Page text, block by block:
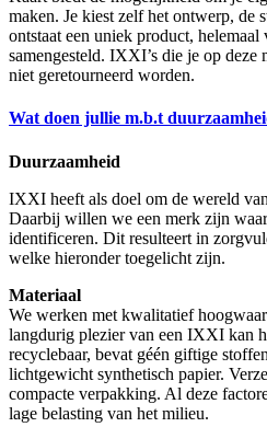
maken. Je kiest zelf het ontwerp, de
ontstaat een uniek product,
samengesteld. IXXI’s die je op deze
niet geretourneerd worden.
Wat doen jullie m.b.t
Duurzaamheid
IXXI heeft als doel om de wereld
Daarbij willen we een merk zijn
identificeren. Dit resulteert in
welke hieronder toegelicht zijn.
Materiaal
We werken met kwalitatief
langdurig plezier van een IXXI kan
recyclebaar, bevat géén giftige
lichtgewicht synthetisch papier.
compacte verpakking. Al deze
lage belasting van het milieu.